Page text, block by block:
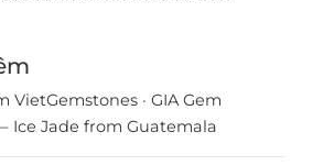
VietGemstones ·GIA Gem
Ice Jade from Guatemala